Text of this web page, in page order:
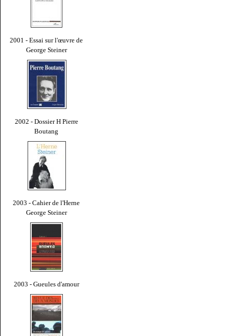
2001 - Essai sur l'œuvre de
George Steiner
2002 - Dossier H Pierre
Boutang
2003 - Cahier de l'Herne
George Steiner
2003 - Gueules d'amour